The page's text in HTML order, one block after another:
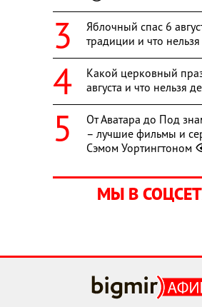
Яблочный спас 6
традиции и что нельзя
Какой церковный
августа и что нельзя
От Аватара до Под
– лучшие фильмы и
Сэмом Уортингтоном
МЫ В